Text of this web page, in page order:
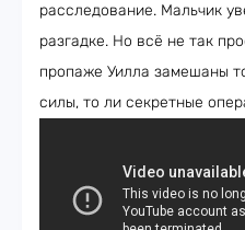
расследование. Мальчик
разгадке. Но всё не так
пропаже Уилла замешаны
силы, то ли секретные